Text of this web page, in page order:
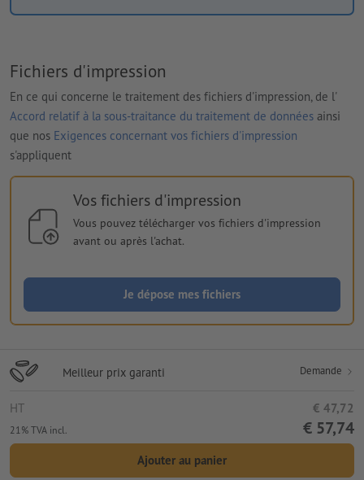
Fichiers d'impression
En ce qui concerne le traitement des fichiers d'impression, de l'
Accord relatif à la sous-traitance du traitement de données ainsi
que nos Exigences concernant vos fichiers d'impression
s'appliquent
Vos fichiers d'impression
Vous pouvez télécharger vos fichiers d'impression
avant ou après l'achat.
Je dépose mes fichiers
Meilleur prix garanti Demande
HT € 47,72
21% TVA incl. € 57,74
Ajouter au panier